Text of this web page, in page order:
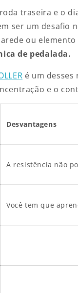
traseira e o
ser um desafio
ou
de pedalada.
é um
e o
Desvantagens
A resistência não
Você tem que